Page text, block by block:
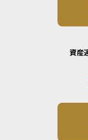
資産